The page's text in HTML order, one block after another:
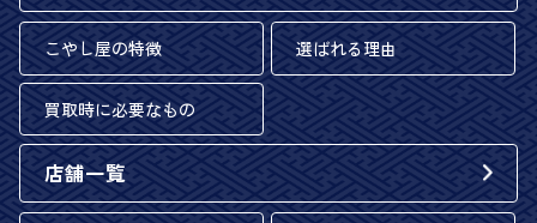
こやし屋の特徴 選ばれる理由
買取時に必要なもの
店舗一覧